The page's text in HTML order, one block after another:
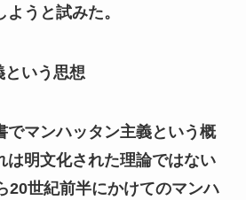
うと試みた。
という思想
でマンハッタン主義という概
は明文化された理論ではない
20世紀前半にかけてのマンハ